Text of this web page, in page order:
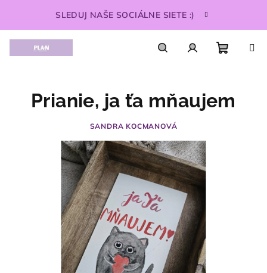
obsah
SLEDUJ NAŠE SOCIÁLNE SIETE :)
košík
Prianie, ja ťa mňaujem
SANDRA KOCMANOVÁ